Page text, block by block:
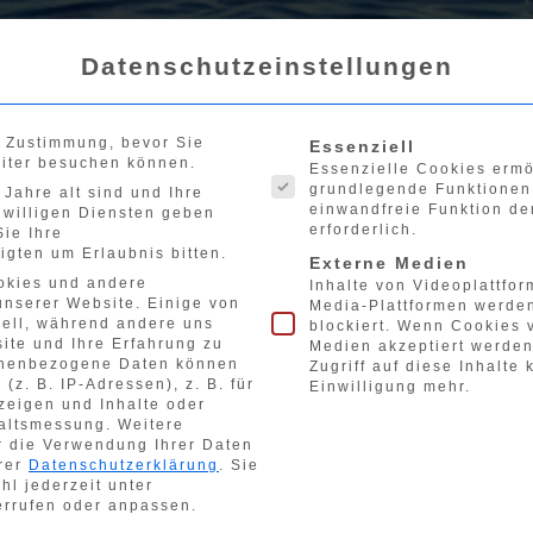
Startseite
Jugendsport
(16.00 - 19.00 Uhr
Datenschutzeinstellungen
bevor Sie
besuchen können.
alt sind und Ihre
Diensten geben
Ihre
um Erlaubnis bitten.
und andere
Website. Einige von
während andere uns
und Ihre Erfahrung zu
Daten können
(z. B. IP-Adressen), z. B. für
und Inhalte oder
Weitere
die Verwendung Ihrer Daten
Datenschutzerklärung . Sie
jederzeit unter
oder anpassen.
Es folgt eine Liste der
Essenziell
Essenzielle Cookies
grundlegende
einwandfreie Funktion
erforderlich.
Externe Medien
Inhalte von
Media-Plattformen
blockiert. Wenn Cookies
Medien akzeptiert
Zugriff auf diese Inhalte
Einwilligung mehr.